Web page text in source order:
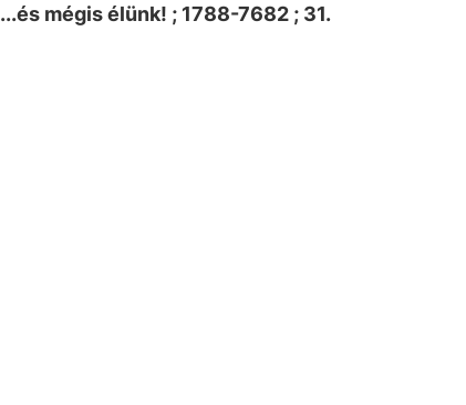
...és mégis élünk! ; 1788-7682 ; 31.